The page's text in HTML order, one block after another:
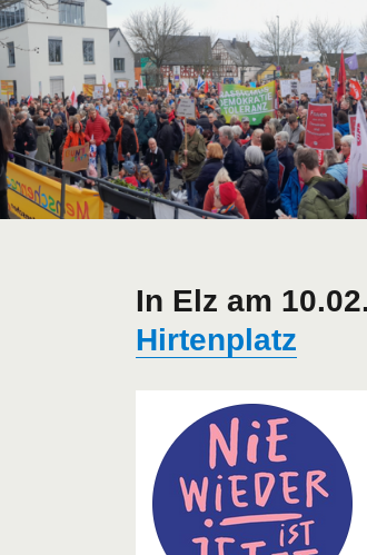
In Elz am
Hirtenplatz